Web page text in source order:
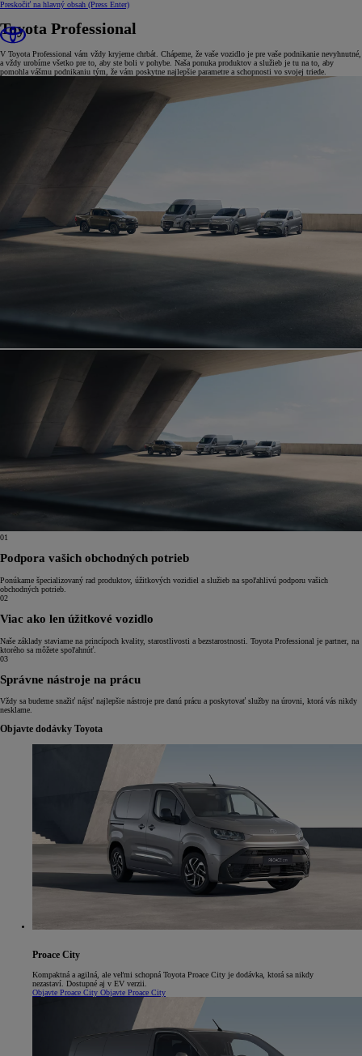
Preskočiť na hlavný obsah (Press Enter)
Toyota Professional
V Toyota Professional vám vždy kryjeme chrbát. Chápeme, že vaše vozidlo je pre vaše podnikanie nevyhnutné,
a vždy urobíme všetko pre to, aby ste boli v pohybe. Naša ponuka produktov a služieb je tu na to, aby
pomohla vášmu podnikaniu tým, že vám poskytne najlepšie parametre a schopnosti vo svojej triede.
01
Podpora vašich obchodných potrieb
Ponúkame špecializovaný rad produktov, úžitkových vozidiel a služieb na spoľahlivú podporu vašich
obchodných potrieb.
02
Viac ako len úžitkové vozidlo
Naše základy staviame na princípoch kvality, starostlivosti a bezstarostnosti. Toyota Professional je partner, na
ktorého sa môžete spoľahnúť.
03
Správne nástroje na prácu
Vždy sa budeme snažiť nájsť najlepšie nástroje pre danú prácu a poskytovať služby na úrovni, ktorá vás nikdy
nesklame.
Objavte dodávky Toyota
Proace City
Kompaktná a agilná, ale veľmi schopná Toyota Proace City je dodávka, ktorá sa nikdy
nezastaví. Dostupné aj v EV verzii.
Objavte Proace City Objavte Proace City